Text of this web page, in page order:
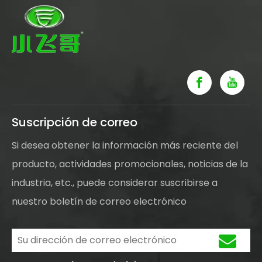
Suscripción de correo
Si desea obtener la información más reciente del
producto, actividades promocionales, noticias de la
industria, etc., puede considerar suscribirse a
nuestro boletín de correo electrónico